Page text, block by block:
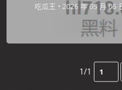
吃瓜王 •
1/1